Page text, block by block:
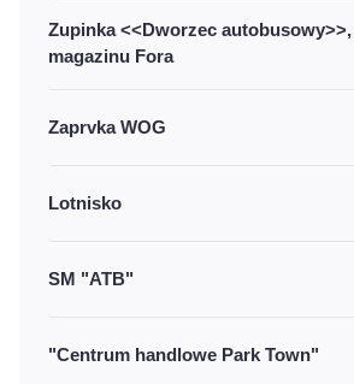
Zupinka <<Dworzec
magazinu Fora
Zaprvka WOG
Lotnisko
SM "ATB"
"Centrum handlowe Park Town"